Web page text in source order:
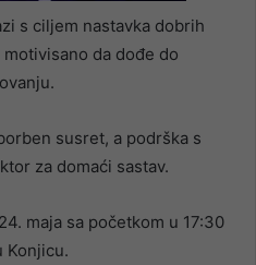
s ciljem nastavka dobrih
da dođe do
susret, a podrška s
za domaći sastav.
maja sa početkom u 17:30
Konjicu.